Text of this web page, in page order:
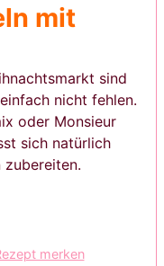
mit
sind
nicht fehlen.
oder Monsieur
sich natürlich
zubereiten.
merken